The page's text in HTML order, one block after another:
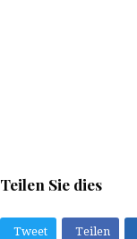
Teilen Sie dies
Tweet Teilen